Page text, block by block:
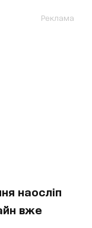
Реклама
наосліп
вже